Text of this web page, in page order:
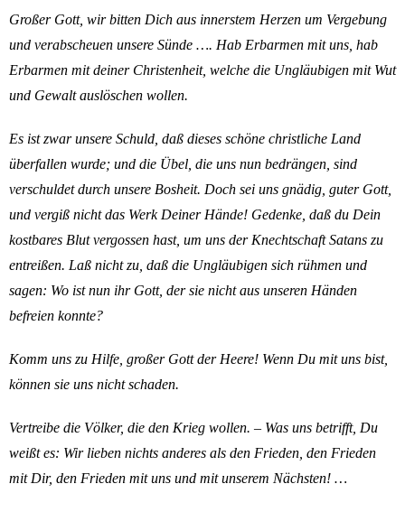
Großer Gott, wir bitten Dich aus innerstem Herzen um Vergebung
und verabscheuen unsere Sünde …. Hab Erbarmen mit uns, hab
Erbarmen mit deiner Christenheit, welche die Ungläubigen mit Wut
und Gewalt auslöschen wollen.
Es ist zwar unsere Schuld, daß dieses schöne christliche Land
überfallen wurde; und die Übel, die uns nun bedrängen, sind
verschuldet durch unsere Bosheit. Doch sei uns gnädig, guter Gott,
und vergiß nicht das Werk Deiner Hände! Gedenke, daß du Dein
kostbares Blut vergossen hast, um uns der Knechtschaft Satans zu
entreißen. Laß nicht zu, daß die Ungläubigen sich rühmen und
sagen: Wo ist nun ihr Gott, der sie nicht aus unseren Händen
befreien konnte?
Komm uns zu Hilfe, großer Gott der Heere! Wenn Du mit uns bist,
können sie uns nicht schaden.
Vertreibe die Völker, die den Krieg wollen. – Was uns betrifft, Du
weißt es: Wir lieben nichts anderes als den Frieden, den Frieden
mit Dir, den Frieden mit uns und mit unserem Nächsten! …